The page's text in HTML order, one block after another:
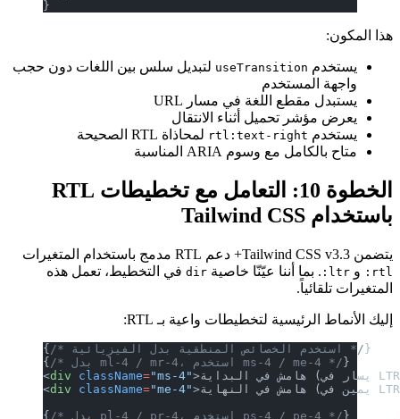
هذا المكون:
يستخدمuseTransitionلتبديل سلس بين اللغات دون حجب
واجهة المستخدم
يستبدل مقطع اللغة في مسار URL
يعرض مؤشر تحميل أثناء الانتقال
يستخدمrtl:text-rightلمحاذاة RTL الصحيحة
متاح بالكامل مع وسوم ARIA المناسبة
الخطوة 10: التعامل مع تخطيطات RTL
باستخدام Tailwind CSS
يتضمن Tailwind CSS v3.3+ دعم RTL مدمج باستخدام المتغيرات
rtl: وltr: . بما أننا عيّنّا خاصيةdirفي التخطيط، تعمل هذه
المتغيرات تلقائياً.
إليك الأنماط الرئيسية لتخطيطات واعية بـ RTL:
{ /* استخدم الخصائص المنطقية بدل الفيزيائية */
{
/* بدل ml-4 / mr-4، استخدم ms-4 / me-4 */
< div className="ms-4"
< div className="me-4"
{
/* بدل pl-4 / pr-4، استخدم ps-4 / pe-4 */